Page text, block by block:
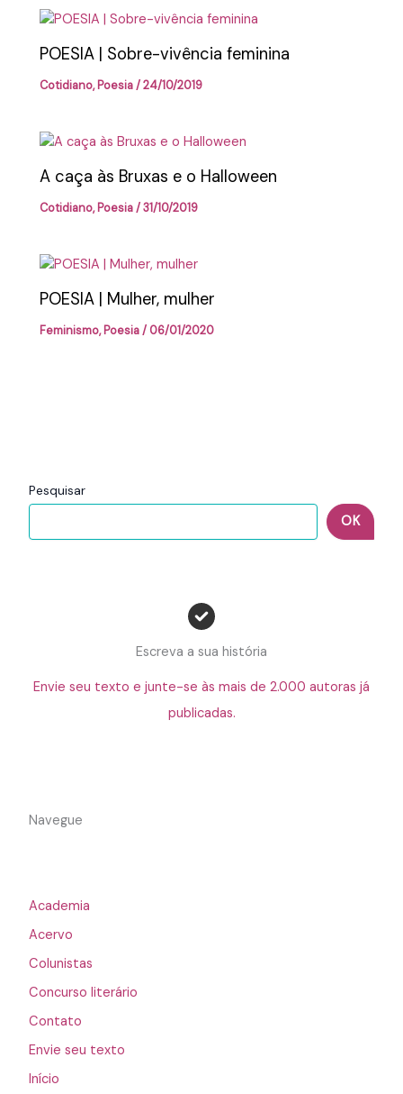
Pesquisar
OK
Escreva a sua história
Envie seu texto e junte-se às mais de 2.000 autoras já
publicadas.
Navegue
Academia
Acervo
Colunistas
Concurso literário
Contato
Envie seu texto
Início
POESIA | Sobre-vivência feminina
Cotidiano,Poesia/24/10/2019
A caça às Bruxas e o Halloween
Cotidiano,Poesia/31/10/2019
POESIA | Mulher, mulher
Feminismo,Poesia/06/01/2020